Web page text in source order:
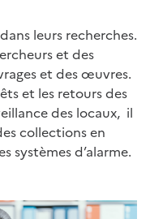
leurs recherches.
et des
et des œuvres.
et les retours des
des locaux, il
collections en
systèmes d’alarme.